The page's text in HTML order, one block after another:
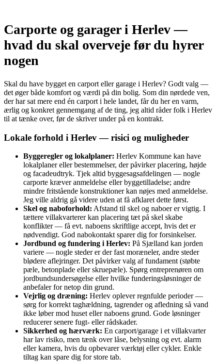
Carporte og garager i Herlev —
hvad du skal overveje før du hyrer
nogen
Skal du have bygget en carport eller garage i Herlev? Godt valg —
det øger både komfort og værdi på din bolig. Som din nørdede ven,
der har sat mere end én carport i hele landet, får du her en varm,
ærlig og konkret gennemgang af de ting, jeg altid råder folk i Herlev
til at tænke over, før de skriver under på en kontrakt.
Lokale forhold i Herlev — risici og muligheder
Byggeregler og lokalplaner: Herlev Kommune kan have
lokalplaner eller bestemmelser, der påvirker placering, højde
og facadeudtryk. Tjek altid byggesagsafdelingen — nogle
carporte kræver anmeldelse eller byggetilladelse; andre
mindre fritstående konstruktioner kan nøjes med anmeldelse.
Jeg ville aldrig gå videre uden at få afklaret dette først.
Skel og naboforhold: Afstand til skel og naboer er vigtig. I
tættere villakvarterer kan placering tæt på skel skabe
konflikter — få evt. naboens skriftlige accept, hvis det er
nødvendigt. God nabokontakt sparer dig for forsinkelser.
Jordbund og fundering i Herlev: På Sjælland kan jorden
variere — nogle steder er der fast moræneler, andre steder
blødere aflejringer. Det påvirker valg af fundament (støbte
pæle, betonplade eller skruepæle). Spørg entreprenøren om
jordbundsundersøgelse eller hvilke funderingsløsninger de
anbefaler for netop din grund.
Vejrlig og dræning: Herlev oplever regnfulde perioder —
sørg for korrekt taghældning, tagrender og afledning så vand
ikke løber mod huset eller naboens grund. Gode løsninger
reducerer senere fugt- eller rådskader.
Sikkerhed og hærværk: En carport/garage i et villakvarter
har lav risiko, men tænk over låse, belysning og evt. alarm
eller kamera, hvis du opbevarer værktøj eller cykler. Enkle
tiltag kan spare dig for store tab.